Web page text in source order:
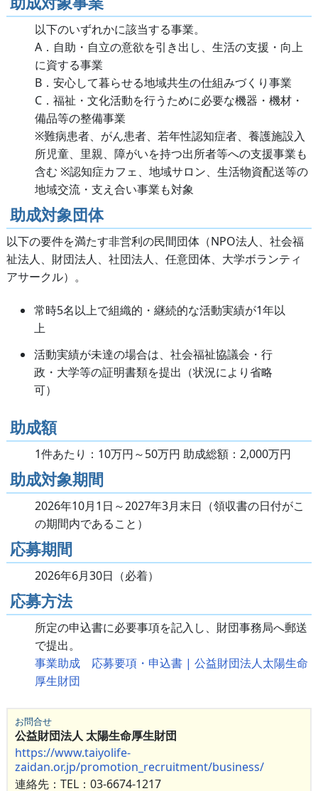
以下のいずれかに該当する事業。
A．自助・自立の意欲を引き出し、生活の支援・向上
に資する事業
B．安心して暮らせる地域共生の仕組みづくり事業
C．福祉・文化活動を行うために必要な機器・機材・
備品等の整備事業
※難病患者、がん患者、若年性認知症者、養護施設入
所児童、里親、障がいを持つ出所者等への支援事業も
含む ※認知症カフェ、地域サロン、生活物資配送等の
地域交流・支え合い事業も対象
助成対象団体
以下の要件を満たす非営利の民間団体（NPO法人、社会福
祉法人、財団法人、社団法人、任意団体、大学ボランティ
アサークル）。
常時5名以上で組織的・継続的な活動実績が1年以
上
活動実績が未達の場合は、社会福祉協議会・行
政・大学等の証明書類を提出（状況により省略
可）
助成額
1件あたり：10万円～50万円 助成総額：2,000万円
助成対象期間
2026年10月1日～2027年3月末日（領収書の日付がこ
の期間内であること）
応募期間
2026年6月30日（必着）
応募方法
所定の申込書に必要事項を記入し、財団事務局へ郵送
で提出。
事業助成 応募要項・申込書 | 公益財団法人太陽生命
厚生財団
お問合せ
公益財団法人 太陽生命厚生財団
https://www.taiyolife-
zaidan.or.jp/promotion_recruitment/business/
連絡先：TEL：03-6674-1217